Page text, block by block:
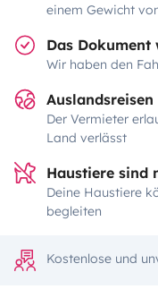
einem Gewicht
Das
Wir haben den
Der Vermieter
Land verlässt
Haustiere sind
Deine Haustiere
begleiten
Kostenlose und